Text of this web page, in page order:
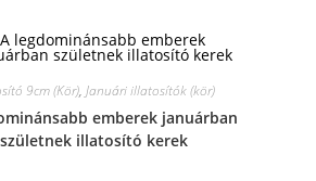
9cm (Kör),Januári illatosítók (kör)
emberek januárban
születnek illatosító kerek